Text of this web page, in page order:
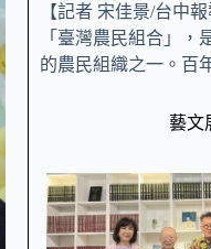
【記者 宋佳景/台中
「臺灣農民組合」，
的農民組織之一。百
藝文